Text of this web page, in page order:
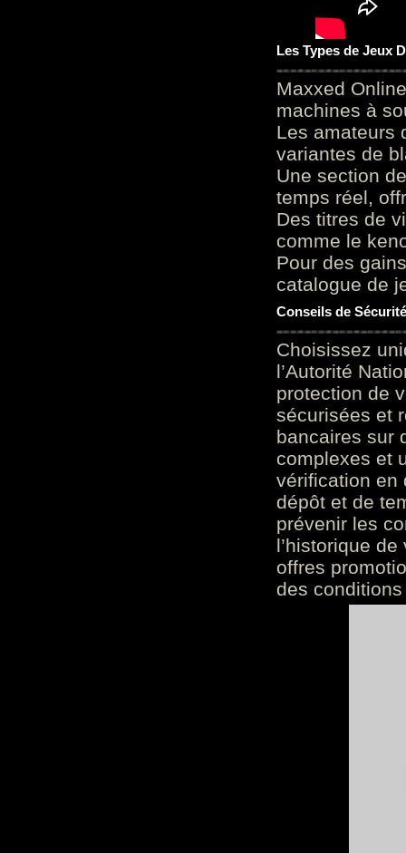
Les Types de Jeux
Maxxed
machines à
Les amateurs
variantes de
Une section
temps réel,
Des titres de
comme le
Pour des
catalogue de
Conseils de
Choisissez
l’Autorité
protection de
sécurisées et
bancaires sur
complexes et
vérification en
dépôt et de
prévenir les
l’historique
offres
des